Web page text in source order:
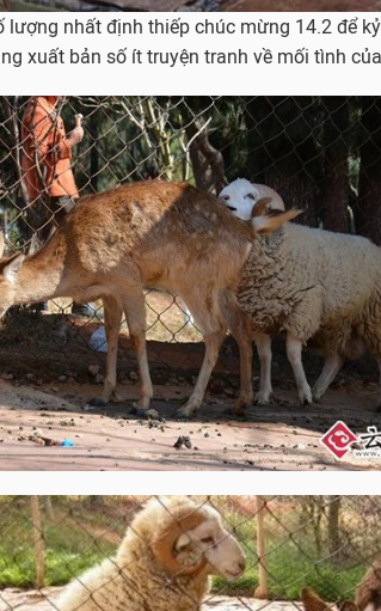
lượng nhất định thiếp chúc mừng 14.2 để
xuất bản số ít truyện tranh về mối tình